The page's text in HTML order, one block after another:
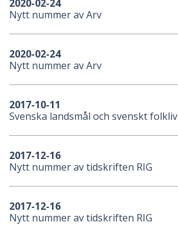
2020-02-24
Nytt nummer av Arv
2020-02-24
Nytt nummer av Arv
2017-10-11
Svenska landsmål och svenskt folkliv
2017-12-16
Nytt nummer av tidskriften RIG
2017-12-16
Nytt nummer av tidskriften RIG